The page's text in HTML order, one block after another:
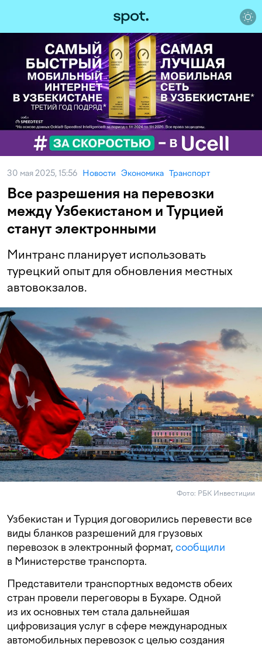
30 мая 2025, 15:56 Новости Экономика Транспорт
Все разрешения на перевозки
между Узбекистаном и Турцией
станут электронными
Минтранс планирует использовать
турецкий опыт для обновления местных
автовокзалов.
Фото: РБК Инвестиции
Узбекистан и Турция договорились перевести все
виды бланков разрешений для грузовых
перевозок в электронный формат, сообщили
в Министерстве транспорта.
Представители транспортных ведомств обеих
стран провели переговоры в Бухаре. Одной
из их основных тем стала дальнейшая
цифровизация услуг в сфере международных
автомобильных перевозок с целью создания